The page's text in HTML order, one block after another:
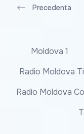
Precedenta
Moldova 1
Radio Moldova
Radio Moldova